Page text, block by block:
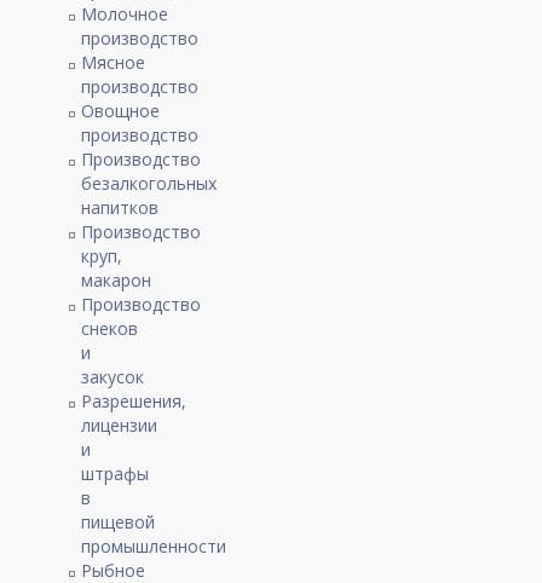
Молочное
производство
Мясное
производство
Овощное
производство
Производство
безалкогольных
напитков
Производство
круп,
макарон
Производство
снеков
и
закусок
Разрешения,
лицензии
и
штрафы
в
пищевой
промышленности
Рыбное